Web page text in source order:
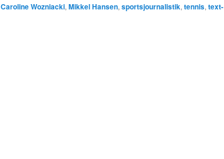
Caroline Wozniacki, Mikkel Hansen, sportsjournalistik, tennis, text-